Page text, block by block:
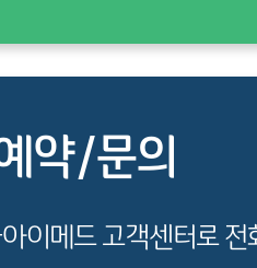
약/문의
이메드 고객센터로